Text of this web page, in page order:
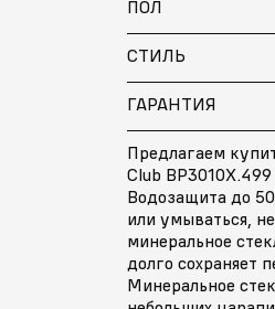
ПОЛ
СТИЛЬ
ГАРАНТИЯ
Предлагаем
Club
Водозащита до
или умываться,
минеральное
долго сохраняет
Минеральное